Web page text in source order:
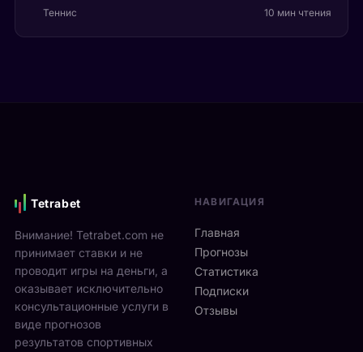
Теннис 10 мин чтения
Tetrabet
Внимание! Tetrabet.com не
принимает ставки и не
проводит игры на деньги, а
оказывает исключительно
консультационные услуги в
виде прогнозов
результатов спортивных
НАВИГАЦИЯ
Главная
Прогнозы
Статистика
Подписки
Отзывы